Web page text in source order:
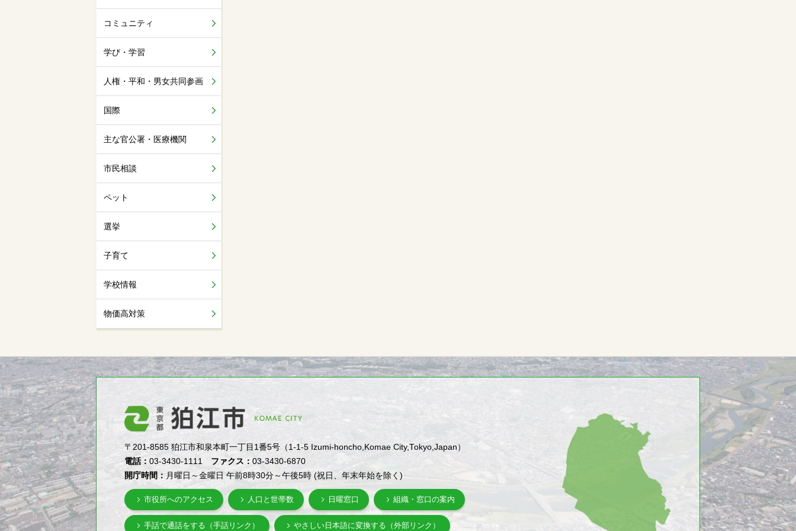
コミュニティ
学び・学習
人権・平和・男女共同参画
国際
主な官公署・医療機関
市民相談
ペット
選挙
子育て
学校情報
物価高対策
〒201-8585 狛江市和泉本町一丁目1番5号（1-1-5 Izumi-honcho,Komae City,Tokyo,Japan）
電話：03-3430-1111 ファクス：03-3430-6870
開庁時間： 月曜日～金曜日 午前8時30分～午後5時 (祝日、年末年始を除く)
市役所へのアクセス 人口と世帯数 日曜窓口 組織・窓口の案内
手話で通話をする（手話リンク） やさしい日本語に変換する（外部リンク）